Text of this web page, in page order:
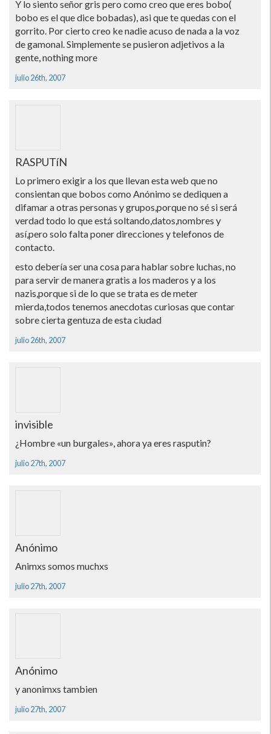
Y lo siento señor gris pero como creo que eres bobo(
bobo es el que dice bobadas), asi que te quedas con el
gorrito. Por cierto creo ke nadie acuso de nada a la voz
de gamonal. Simplemente se pusieron adjetivos a la
gente, nothing more
julio 26th, 2007
RASPUTíN
Lo primero exigir a los que llevan esta web que no
consientan que bobos como Anónimo se dediquen a
difamar a otras personas y grupos,porque no sé si será
verdad todo lo que está soltando,datos,nombres y
así­,pero solo falta poner direcciones y telefonos de
contacto.
esto deberí­a ser una cosa para hablar sobre luchas, no
para servir de manera gratis a los maderos y a los
nazis,porque si de lo que se trata es de meter
mierda,todos tenemos anecdotas curiosas que contar
sobre cierta gentuza de esta ciudad
julio 26th, 2007
invisible
¿Hombre «un burgales», ahora ya eres rasputin?
julio 27th, 2007
Anónimo
Animxs somos muchxs
julio 27th, 2007
Anónimo
y anonimxs tambien
julio 27th, 2007